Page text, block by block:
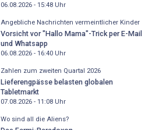
06.08.2026 - 15:48Uhr
Angebliche Nachrichten vermeintlicher Kinder
Vorsicht vor "Hallo Mama"-Trick per E-Mail
und Whatsapp
06.08.2026 - 16:40Uhr
Zahlen zum zweiten Quartal 2026
Lieferengpässe belasten globalen
Tabletmarkt
07.08.2026 - 11:08Uhr
Wo sind all die Aliens?